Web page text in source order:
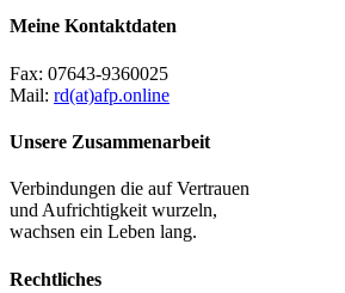
Meine Kontaktdaten
Fax: 07643-9360025
Mail: rd(at)afp.online
Unsere Zusammenarbeit
Verbindungen die auf Vertrauen
und Aufrichtigkeit wurzeln,
wachsen ein Leben lang.
Rechtliches